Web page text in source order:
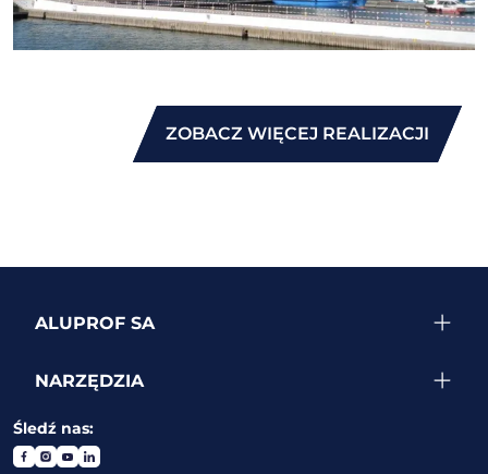
ZOBACZ WIĘCEJ REALIZACJI
ALUPROF SA
NARZĘDZIA
Śledź nas: